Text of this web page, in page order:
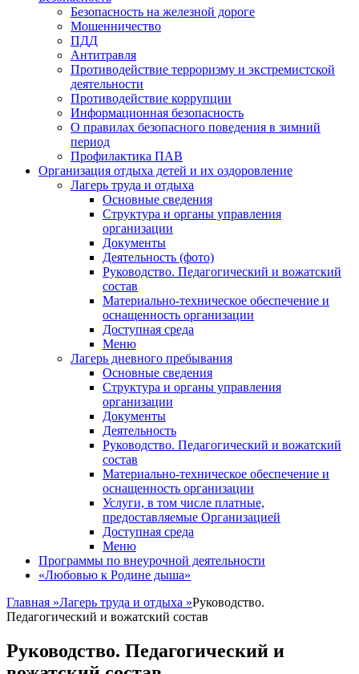
Безопасность на железной дороге
Мошенничество
ПДД
Антитравля
Противодействие терроризму и экстремистской
деятельности
Противодействие коррупции
Информационная безопасность
О правилах безопасного поведения в зимний
период
Профилактика ПАВ
Организация отдыха детей и их оздоровление
Лагерь труда и отдыха
Основные сведения
Структура и органы управления
организации
Документы
Деятельность (фото)
Руководство. Педагогический и вожатский
состав
Материально-техническое обеспечение и
оснащенность организации
Доступная среда
Меню
Лагерь дневного пребывания
Основные сведения
Структура и органы управления
организации
Документы
Деятельность
Руководство. Педагогический и вожатский
состав
Материально-техническое обеспечение и
оснащенность организации
Услуги, в том числе платные,
предоставляемые Организацией
Доступная среда
Меню
Программы по внеурочной деятельности
«Любовью к Родине дыша»
Главная »Лагерь труда и отдыха »Руководство.
Педагогический и вожатский состав
Руководство. Педагогический и